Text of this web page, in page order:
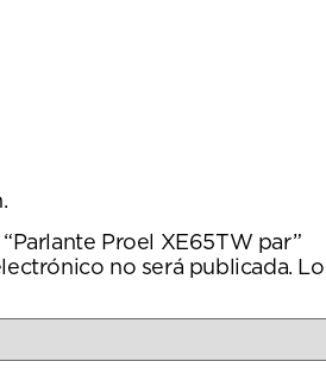
Proel XE65TW par”
no será publicada.